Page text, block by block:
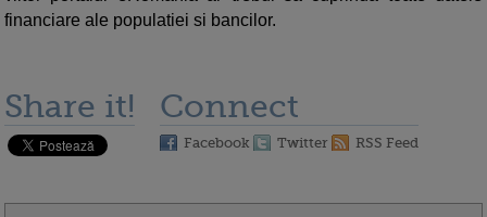
financiare ale populatiei si bancilor.
Share it! Connect
Facebook Twitter RSS Feed